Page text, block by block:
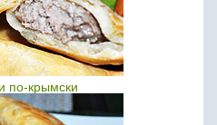
по-крымски